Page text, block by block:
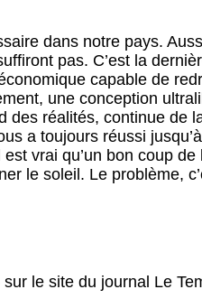
dans notre pays.
pas. C’est la
capable de
une conception
des réalités, continue de
a toujours réussi
vrai qu’un bon coup
le soleil. Le problème,
le site du journal Le